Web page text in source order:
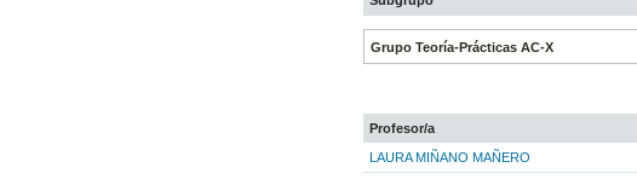
Grupo Teoría-Prácticas AC-X
Profesor/a
LAURA MIÑANO MAÑERO